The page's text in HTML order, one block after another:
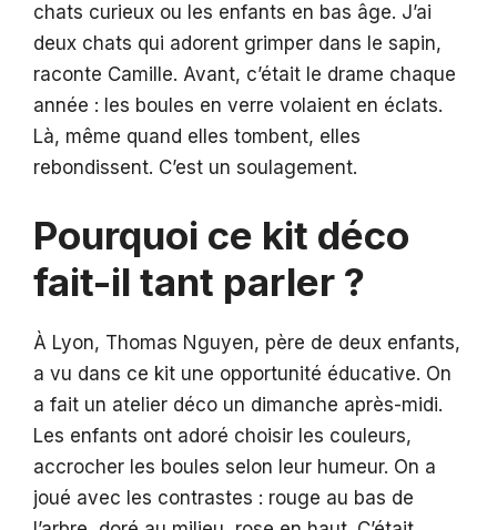
chats curieux ou les enfants en bas âge. J’ai
deux chats qui adorent grimper dans le sapin,
raconte Camille. Avant, c’était le drame chaque
année : les boules en verre volaient en éclats.
Là, même quand elles tombent, elles
rebondissent. C’est un soulagement.
Pourquoi ce kit déco
fait-il tant parler ?
À Lyon, Thomas Nguyen, père de deux enfants,
a vu dans ce kit une opportunité éducative. On
a fait un atelier déco un dimanche après-midi.
Les enfants ont adoré choisir les couleurs,
accrocher les boules selon leur humeur. On a
joué avec les contrastes : rouge au bas de